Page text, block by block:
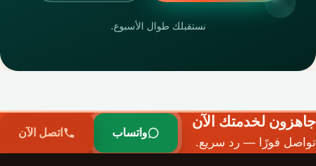
نستقبلك طوال الأسبوع.
جاهزون لخدمتك الآن
تواصل فورًا — رد سريع.
واتساب اتصل الآن